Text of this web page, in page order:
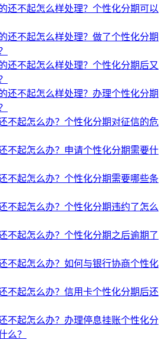
还不起怎么样处理？个性化分期可以
还不起怎么样处理？做了个性化分期
还不起怎么样处理？个性化分期后又
还不起怎么样处理？办理个性化分期
不起怎么办？个性化分期对征信的危
不起怎么办？申请个性化分期需要什
不起怎么办？个性化分期需要哪些条
不起怎么办？个性化分期违约了怎么
不起怎么办？个性化分期之后逾期了
不起怎么办？如何与银行协商个性化
不起怎么办？信用卡个性化分期后还
不起怎么办？办理停息挂账个性化分
么？